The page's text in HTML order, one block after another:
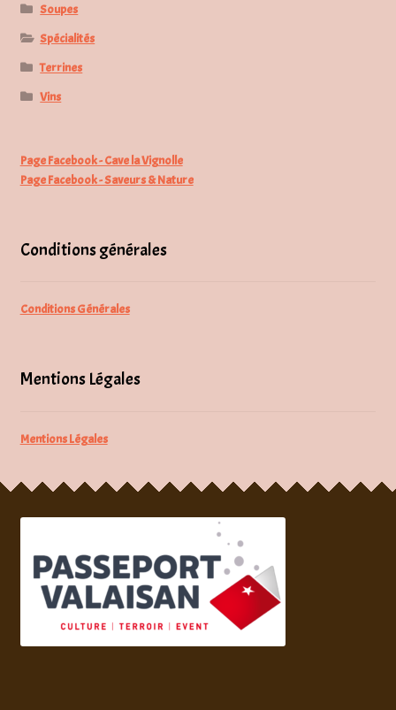
Soupes
Spécialités
Terrines
Vins
Page Facebook - Cave la Vignolle
Page Facebook - Saveurs & Nature
Conditions générales
Conditions Générales
Mentions Légales
Mentions Légales